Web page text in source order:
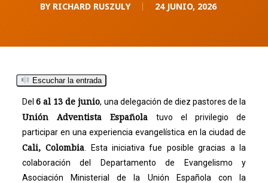
BY RICHARD RUSZULY 24 JUNIO, 2026
Escuchar la entrada
Del 6 al 13 de junio, una delegación de diez pastores de la
Unión Adventista Española tuvo el privilegio de
participar en una experiencia evangelística en la ciudad de
Cali, Colombia . Esta iniciativa fue posible gracias a la
colaboración del Departamento de Evangelismo y
Asociación Ministerial de la Unión Española con la